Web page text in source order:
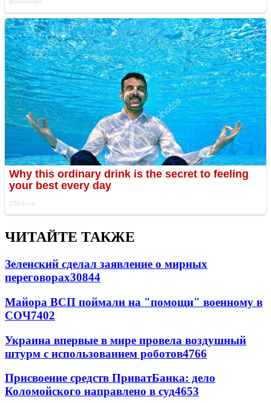
ЧИТАЙТЕ ТАКЖЕ
Зеленский сделал заявление о мирных
переговорах30844
Майора ВСП поймали на "помощи" военному в
СОЧ7402
Украина впервые в мире провела воздушный
штурм с использованием роботов4766
Присвоение средств ПриватБанка: дело
Коломойского направлено в суд4653